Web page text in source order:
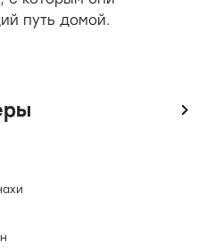
путь домой.
icon